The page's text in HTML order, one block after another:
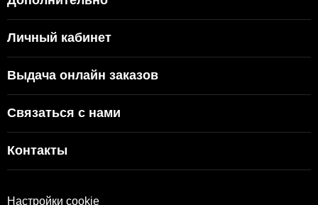
Личный кабинет
Выдача онлайн заказов
Связаться с нами
Контакты
Настройки cookie